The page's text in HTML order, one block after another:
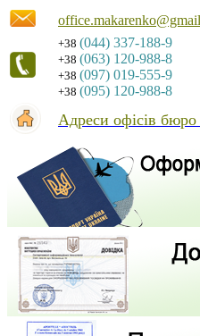
+38 (044) 337-188-9
+38 (063) 120-988-8
+38 (097) 019-555-9
+38 (095) 120-988-8
Адреси офісів бюро